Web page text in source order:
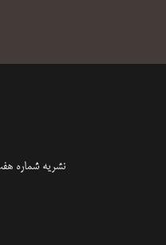
نشریه شماره